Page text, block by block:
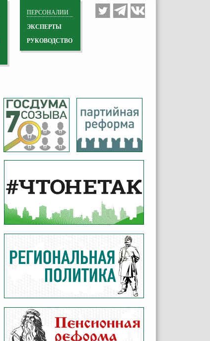
ПЕРСОНАЛИИ
ЭКСПЕРТЫ
РУКОВОДСТВО